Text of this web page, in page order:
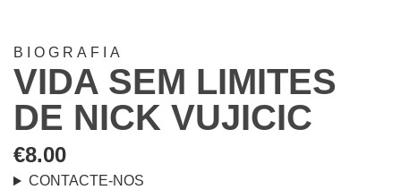
BIOGRAFIA
VIDA SEM LIMITES
DE NICK VUJICIC
€8.00
CONTACTE-NOS